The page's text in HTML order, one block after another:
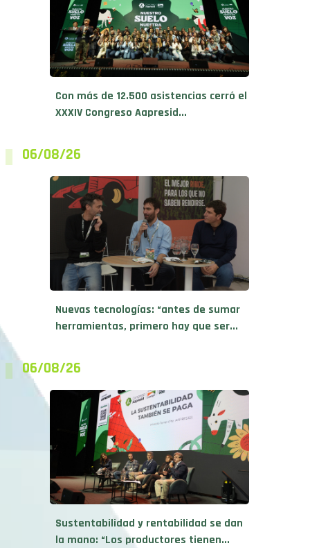
Con más de 12.500 asistencias cerró el
XXXIV Congreso Aapresid...
06/08/26
Nuevas tecnologías: “antes de sumar
herramientas, primero hay que ser...
06/08/26
Sustentabilidad y rentabilidad se dan
la mano: “Los productores tienen...